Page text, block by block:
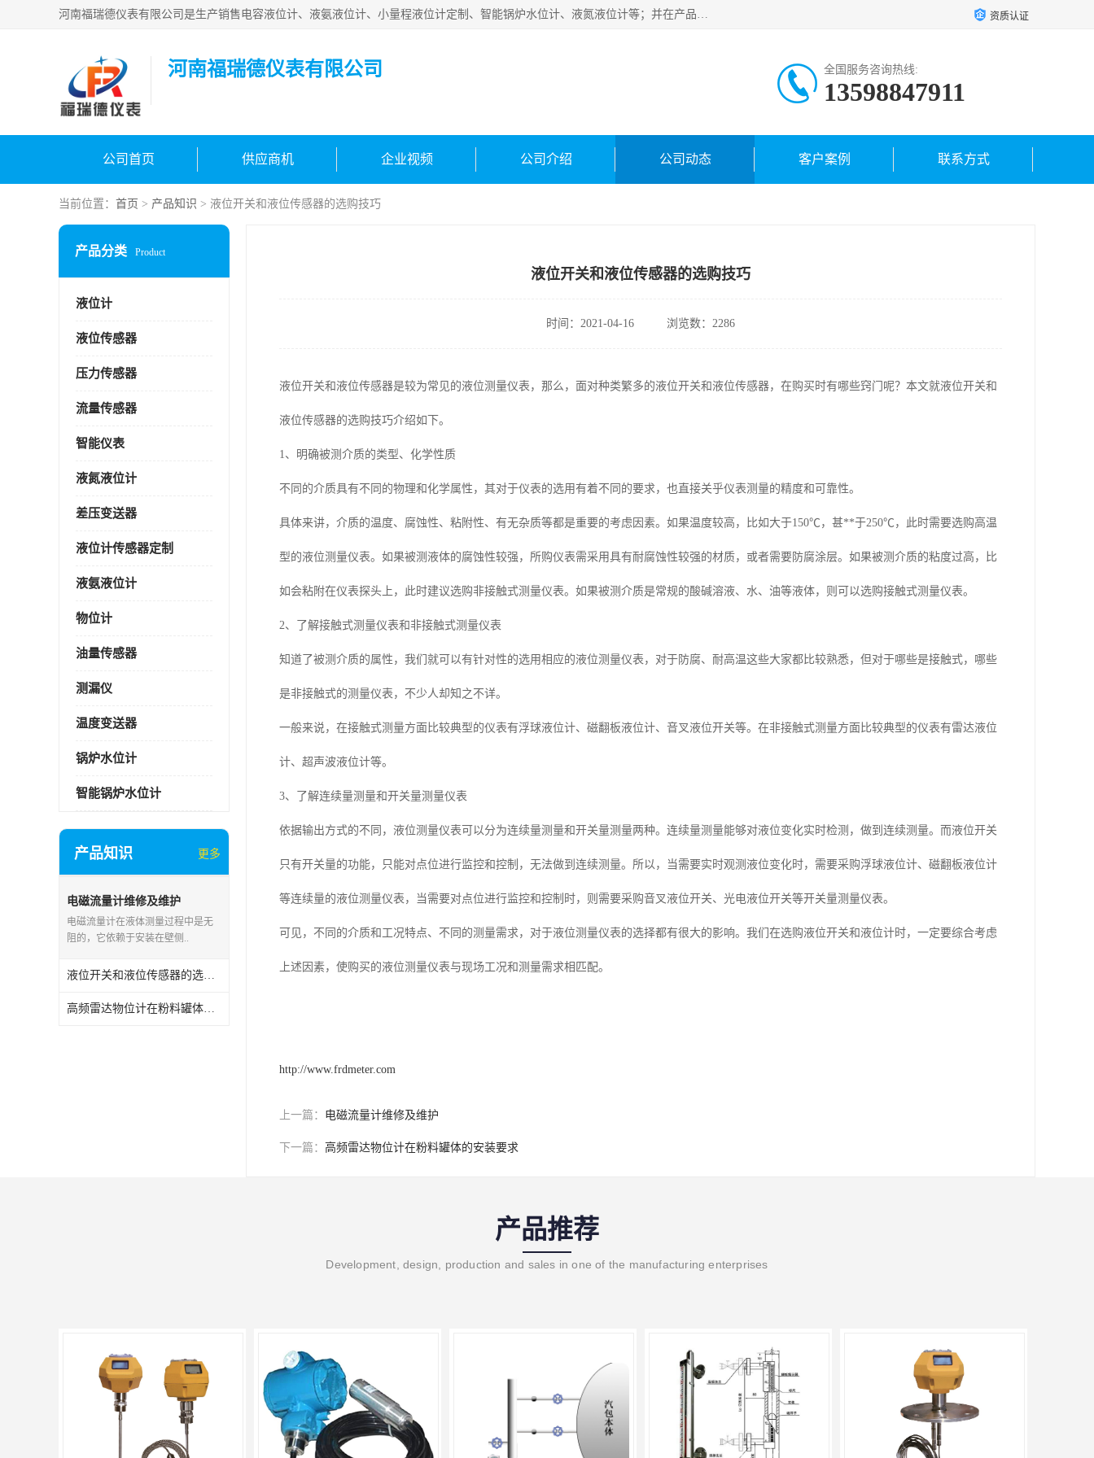
河南福瑞德仪表有限公司是生产销售电容液位计、液氨液位计、小量程液位计定制、智能锅炉水位计、液氮液位计等；并在产品开发、研制的过程中，吸取国内外仪器仪表的技术精华，建立了一支高、精、尖的科研开发队伍，使产品性能不断升级。 资质认证
河南福瑞德仪表有限公司 全国服务咨询热线:
13598847911
公司首页 供应商机 企业视频 公司介绍 公司动态 客户案例 联系方式
当前位置： 首页 > 产品知识 > 液位开关和液位传感器的选购技巧
产品分类 Product
液位计
液位传感器
压力传感器
流量传感器
智能仪表
液氮液位计
差压变送器
液位计传感器定制
液氨液位计
物位计
油量传感器
测漏仪
温度变送器
锅炉水位计
智能锅炉水位计
产品知识 更多
电磁流量计维修及维护
电磁流量计在液体测量过程中是无
阻的，它依赖于安装在壁侧..
液位开关和液位传感器的选购技巧
高频雷达物位计在粉料罐体的安装要求
液位开关和液位传感器的选购技巧
时间：2021-04-16 浏览数：2286
液位开关和液位传感器是较为常见的液位测量仪表，那么，面对种类繁多的液位开关和液位传感器，在购买时有哪些窍门呢？本文就液位开关和
液位传感器的选购技巧介绍如下。
1、明确被测介质的类型、化学性质
不同的介质具有不同的物理和化学属性，其对于仪表的选用有着不同的要求，也直接关乎仪表测量的精度和可靠性。
具体来讲，介质的温度、腐蚀性、粘附性、有无杂质等都是重要的考虑因素。如果温度较高，比如大于150℃，甚**于250℃，此时需要选购高温
型的液位测量仪表。如果被测液体的腐蚀性较强，所购仪表需采用具有耐腐蚀性较强的材质，或者需要防腐涂层。如果被测介质的粘度过高，比
如会粘附在仪表探头上，此时建议选购非接触式测量仪表。如果被测介质是常规的酸碱溶液、水、油等液体，则可以选购接触式测量仪表。
2、了解接触式测量仪表和非接触式测量仪表
知道了被测介质的属性，我们就可以有针对性的选用相应的液位测量仪表，对于防腐、耐高温这些大家都比较熟悉，但对于哪些是接触式，哪些
是非接触式的测量仪表，不少人却知之不详。
一般来说，在接触式测量方面比较典型的仪表有浮球液位计、磁翻板液位计、音叉液位开关等。在非接触式测量方面比较典型的仪表有雷达液位
计、超声波液位计等。
3、了解连续量测量和开关量测量仪表
依据输出方式的不同，液位测量仪表可以分为连续量测量和开关量测量两种。连续量测量能够对液位变化实时检测，做到连续测量。而液位开关
只有开关量的功能，只能对点位进行监控和控制，无法做到连续测量。所以，当需要实时观测液位变化时，需要采购浮球液位计、磁翻板液位计
等连续量的液位测量仪表，当需要对点位进行监控和控制时，则需要采购音叉液位开关、光电液位开关等开关量测量仪表。
可见，不同的介质和工况特点、不同的测量需求，对于液位测量仪表的选择都有很大的影响。我们在选购液位开关和液位计时，一定要综合考虑
上述因素，使购买的液位测量仪表与现场工况和测量需求相匹配。
http://www.frdmeter.com
上一篇： 电磁流量计维修及维护
下一篇： 高频雷达物位计在粉料罐体的安装要求
产品推荐
Development, design, production and sales in one of the manufacturing enterprises